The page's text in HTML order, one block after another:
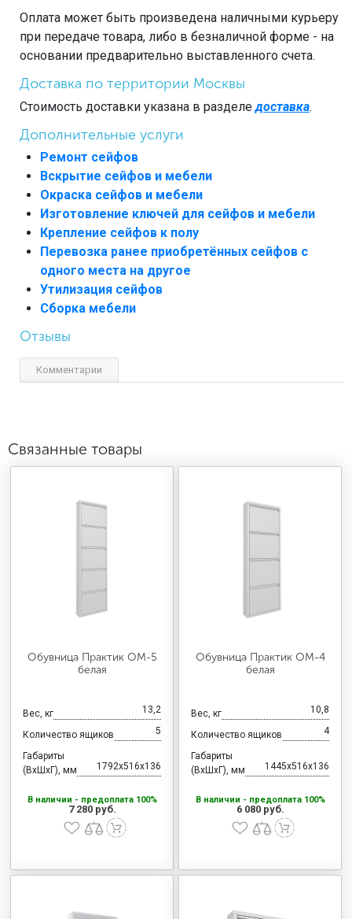
Оплата может быть произведена наличными курьеру
при передаче товара, либо в безналичной форме - на
основании предварительно выставленного счета.
Доставка по территории Москвы
Стоимость доставки указана в разделедоставка.
Дополнительные услуги
Ремонт сейфов
Вскрытие сейфов и мебели
Окраска сейфов и мебели
Изготовление ключей для сейфов и мебели
Крепление сейфов к полу
Перевозка ранее приобретённых сейфов с
одного места на другое
Утилизация сейфов
Сборка мебели
Отзывы
Комментарии
Связанные товары
Обувница Практик ОМ-5
белая
Вес, кг 13,2
Количество ящиков 5
Габариты
(ВхШхГ), мм
1792x516x136
В наличии - предоплата 100%
7 280 руб.
Обувница Практик ОМ-4
белая
Вес, кг 10,8
Количество ящиков 4
Габариты
(ВхШхГ), мм
1445x516x136
В наличии - предоплата 100%
6 080 руб.